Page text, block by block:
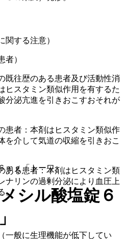
関する注意）
者）
往歴のある患者及び活動性消
ヒスタミン類似作用を有するた
分泌亢進を引きおこすおそれが
者：本剤はヒスタミン類似作
を介して気道の収縮を引きおこ
る患者：本剤はヒスタミン類
ナリンの過剰分泌により血圧上
。
一般に生理機能が低下してい
ｍｇ「トーワ」
シル酸塩錠６